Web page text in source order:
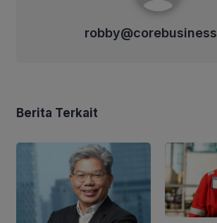
robby@corebusiness
Berita Terkait